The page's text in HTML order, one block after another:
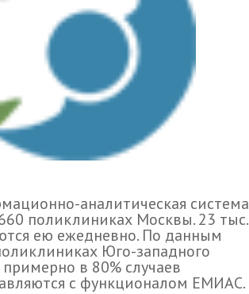
аналитическая система
поликлиниках Москвы. 23 тыс.
ею ежедневно. По данным
Юго-западного
в 80% случаев
с функционалом ЕМИАС.